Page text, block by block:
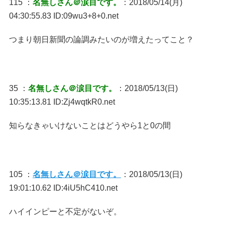
115 ： 名無しさん＠涙目です。
：2018/05/14(月)
04:30:55.83 ID:09wu3+8+0.net
つまり朝日新聞の論調みたいのが増えたってこと？
35 ： 名無しさん＠涙目です。
：2018/05/13(日)
10:35:13.81 ID:Zj4wqtkR0.net
知らなきゃいけないことはどうやら1と0の間
105 ： 名無しさん＠涙目です。
：2018/05/13(日)
19:01:10.62 ID:4iU5hC410.net
ハイインピーと不定がないぞ。